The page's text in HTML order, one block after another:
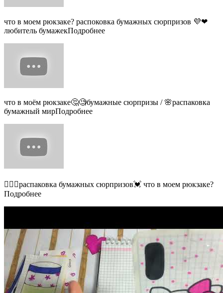
что в моем рюкзаке? распоковка бумажных сюрпризов 💜❤
любитель бумажекПодробнее
что в моём рюкзаке🤔🧐бумажные сюрпризы / 🌸распаковка
бумажный мирПодробнее
🙇🏼‍♀️распаковка бумажных сюрпризов💓 что в моем рюкзаке?
Подробнее